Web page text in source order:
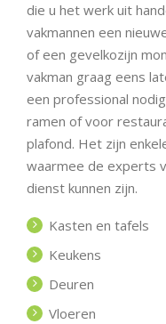
die u het werk uit
vakmannen een
of een gevelkozijn
vakman graag eens
een professional
ramen of voor
plafond. Het zijn
waarmee de experts
dienst kunnen zijn.
Kasten en tafels
Keukens
Deuren
Vloeren